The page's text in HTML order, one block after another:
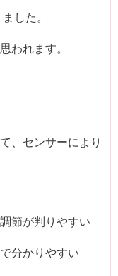
した。
われます。
、センサーにより
節が判りやすい
分かりやすい